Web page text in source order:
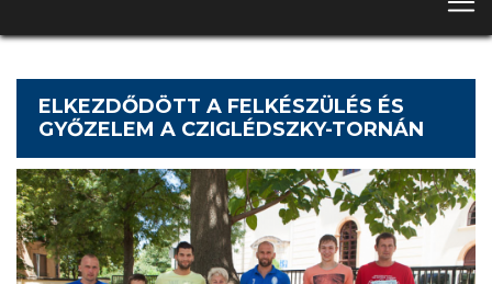
ELKEZDŐDÖTT A FELKÉSZÜLÉS ÉS
GYŐZELEM A CZIGLÉDSZKY-TORNÁN